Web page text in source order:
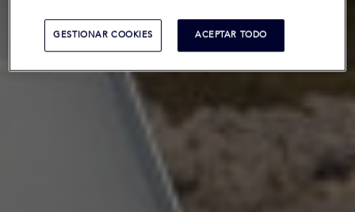
GESTIONAR COOKIES ACEPTAR TODO